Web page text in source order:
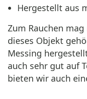
Hergestellt aus
Zum Rauchen
dieses Objekt
Messing
auch sehr gut auf
bieten wir auch